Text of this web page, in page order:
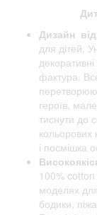
Дизайн від
для дітей.
фактура.
героїв,
тиснути до
кольорових
і посмішка
100%
моделях для
бодики,